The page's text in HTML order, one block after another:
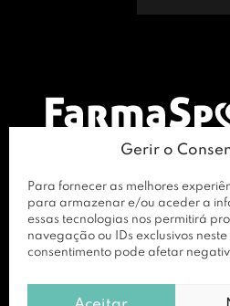
Gerir o
Para fornecer as melhores
para armazenar e/ou aceder a
essas tecnologias nos permitirá
navegação ou IDs exclusivos
consentimento pode afetar